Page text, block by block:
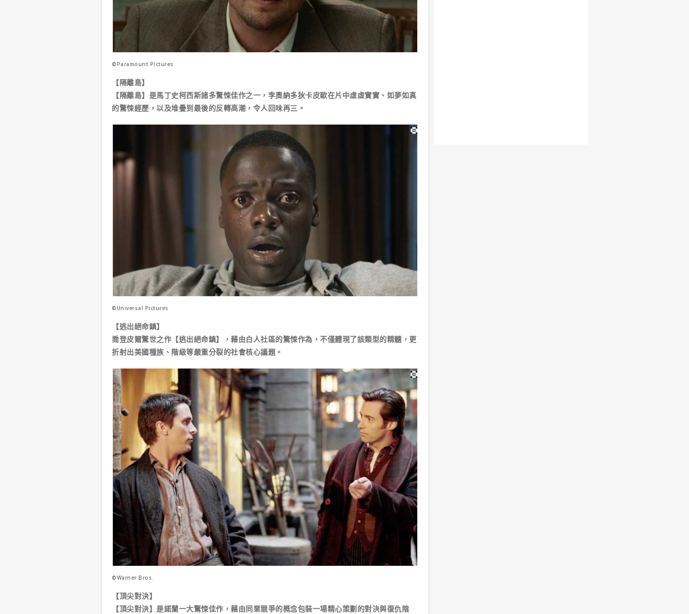
©Paramount Pictures
【隔離島】
【隔離島】是馬丁史柯西斯諸多驚悚佳作之一，李奧納多狄卡皮歐在片中虛虛實實、如夢如真
的驚悚經歷，以及堆疊到最後的反轉高潮，令人回味再三。
©Universal Pictures
【逃出絕命鎮】
喬登皮爾驚世之作【逃出絕命鎮】，藉由白人社區的驚悚作為，不僅體現了該類型的精髓，更
折射出美國種族、階級等嚴重分裂的社會核心議題。
©Warner Bros.
【頂尖對決】
【頂尖對決】是諾蘭一大驚悚佳作，藉由同業競爭的概念包裝一場精心策劃的對決與復仇陰